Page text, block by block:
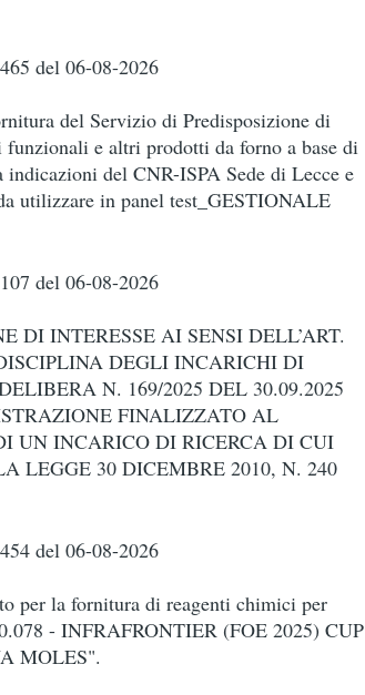
del 06-08-2026
del Servizio di Predisposizione di
e altri prodotti da forno a base di
del CNR-ISPA Sede di Lecce e
utilizzare in panel test_GESTIONALE
del 06-08-2026
DI INTERESSE AI SENSI DELL’ART.
DEGLI INCARICHI DI
N. 169/2025 DEL 30.09.2025
FINALIZZATO AL
UN INCARICO DI RICERCA DI CUI
LEGGE 30 DICEMBRE 2010, N. 240
del 06-08-2026
per la fornitura di reagenti chimici per
- INFRAFRONTIER (FOE 2025) CUP
MOLES".